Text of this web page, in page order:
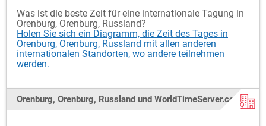
Was ist die beste Zeit für eine internationale Tagung in
Orenburg, Orenburg, Russland?
Holen Sie sich ein Diagramm, die Zeit des Tages in
Orenburg, Orenburg, Russland mit allen anderen
internationalen Standorten, wo andere teilnehmen
werden.
Orenburg, Orenburg, Russland und WorldTimeServer.com